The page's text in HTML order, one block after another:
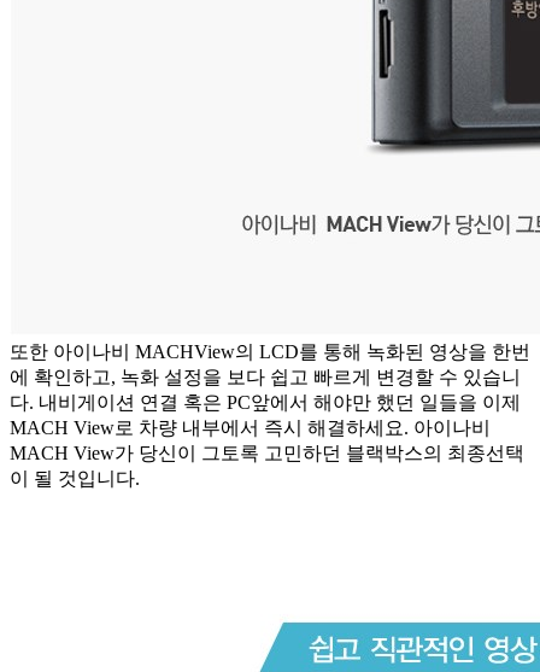
또한 아이나비 MACHView의 LCD를 통해 녹화된 영상을 한번
에 확인하고, 녹화 설정을 보다 쉽고 빠르게 변경할 수 있습니
다. 내비게이션 연결 혹은 PC앞에서 해야만 했던 일들을 이제
MACH View로 차량 내부에서 즉시 해결하세요. 아이나비
MACH View가 당신이 그토록 고민하던 블랙박스의 최종선택
이 될 것입니다.